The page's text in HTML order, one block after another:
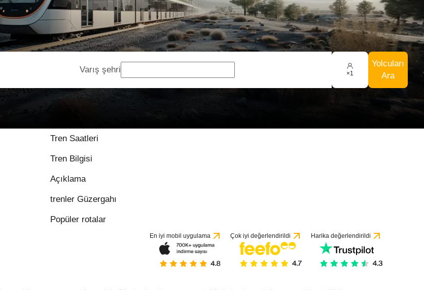
Varış şehri ×1
Yolcuları
Ara
Tren Saatleri
Tren Bilgisi
Açıklama
trenler Güzergahı
Popüler rotalar
En iyi mobil uygulama Çok iyi değerlendirildi Harika değerlendirildi